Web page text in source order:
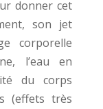
donner cet
son jet
corporelle
l’eau en
du corps
(effets très